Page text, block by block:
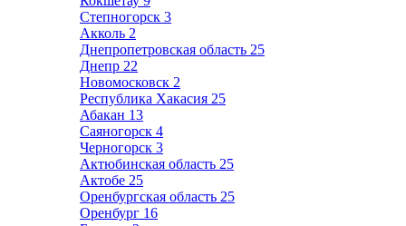
Степногорск 3
Акколь 2
Днепропетровская область 25
Днепр 22
Новомосковск 2
Республика Хакасия 25
Абакан 13
Саяногорск 4
Черногорск 3
Актюбинская область 25
Актобе 25
Оренбургская область 25
Оренбург 16